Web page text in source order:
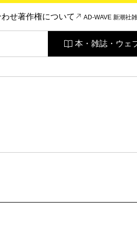
せ著作権について AD-WAVE 新潮社
本・雑誌・ウェ